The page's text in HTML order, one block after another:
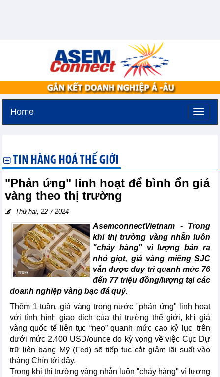
Home
TIN HÀNG HOÁ THẾ GIỚI
"Phản ứng" linh hoạt để bình ổn giá
vàng theo thị trường
Thứ hai, 22-7-2024
AsemconnectVietnam - Trong
khi thị trường vàng nhẫn luôn
"cháy hàng" vì lượng bán ra
nhỏ giọt, giá vàng miếng SJC
vẫn được duy trì quanh mức 76
đến 77 triệu đồng/lượng tại các
doanh nghiệp vàng bạc đá quý.
Thêm 1 tuần, giá vàng trong nước "phản ứng" linh hoạt
với tình hình giao dịch của thị trường thế giới, khi giá
vàng quốc tế liên tục “neo” quanh mức cao kỷ lục, trên
dưới mức 2.400 USD/ounce do kỳ vọng về việc Cục Dự
trữ liên bang Mỹ (Fed) sẽ tiếp tục cắt giảm lãi suất vào
tháng Chín tới đây.
Trong khi thị trường vàng nhẫn luôn "cháy hàng" vì lượng